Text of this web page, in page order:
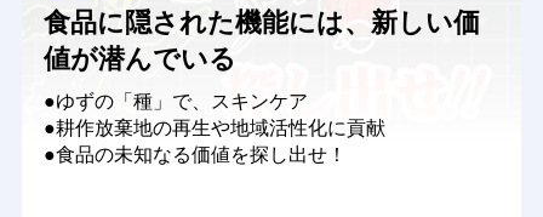
食品に隠された機能には、新しい価
値が潜んでいる
●ゆずの「種」で、スキンケア
●耕作放棄地の再生や地域活性化に貢献
●食品の未知なる価値を探し出せ！